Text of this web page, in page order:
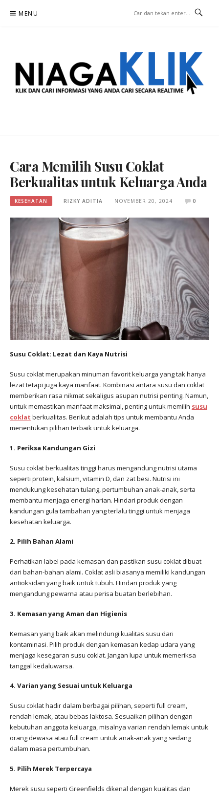
MENU
Cara Memilih Susu Coklat
Berkualitas untuk Keluarga Anda
KESEHATAN RIZKY ADITIA NOVEMBER 20, 2024 0
Susu Coklat: Lezat dan Kaya Nutrisi
Susu coklat merupakan minuman favorit keluarga yang tak hanya
lezat tetapi juga kaya manfaat. Kombinasi antara susu dan coklat
memberikan rasa nikmat sekaligus asupan nutrisi penting. Namun,
untuk memastikan manfaat maksimal, penting untuk memilih susu
coklat berkualitas. Berikut adalah tips untuk membantu Anda
menentukan pilihan terbaik untuk keluarga.
1. Periksa Kandungan Gizi
Susu coklat berkualitas tinggi harus mengandung nutrisi utama
seperti protein, kalsium, vitamin D, dan zat besi. Nutrisi ini
mendukung kesehatan tulang, pertumbuhan anak-anak, serta
membantu menjaga energi harian. Hindari produk dengan
kandungan gula tambahan yang terlalu tinggi untuk menjaga
kesehatan keluarga.
2. Pilih Bahan Alami
Perhatikan label pada kemasan dan pastikan susu coklat dibuat
dari bahan-bahan alami. Coklat asli biasanya memiliki kandungan
antioksidan yang baik untuk tubuh. Hindari produk yang
mengandung pewarna atau perisa buatan berlebihan.
3. Kemasan yang Aman dan Higienis
Kemasan yang baik akan melindungi kualitas susu dari
kontaminasi. Pilih produk dengan kemasan kedap udara yang
menjaga kesegaran susu coklat. Jangan lupa untuk memeriksa
tanggal kedaluwarsa.
4. Varian yang Sesuai untuk Keluarga
Susu coklat hadir dalam berbagai pilihan, seperti full cream,
rendah lemak, atau bebas laktosa. Sesuaikan pilihan dengan
kebutuhan anggota keluarga, misalnya varian rendah lemak untuk
orang dewasa atau full cream untuk anak-anak yang sedang
dalam masa pertumbuhan.
5. Pilih Merek Terpercaya
Merek susu seperti Greenfields dikenal dengan kualitas dan